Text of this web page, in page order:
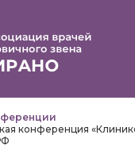
конференция